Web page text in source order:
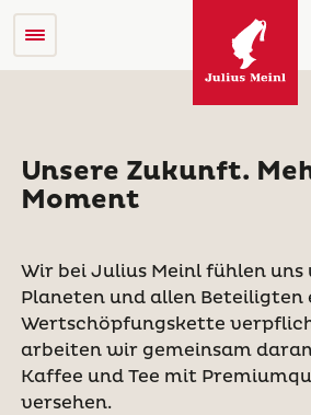
Unsere Zukunft.
Moment
Wir bei Julius Meinl fühlen uns
Planeten und allen Beteiligten
Wertschöpfungskette
arbeiten wir gemeinsam
Kaffee und Tee mit
versehen.